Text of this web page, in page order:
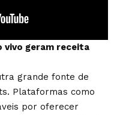
vivo geram receita
grande fonte de
Plataformas como
por oferecer